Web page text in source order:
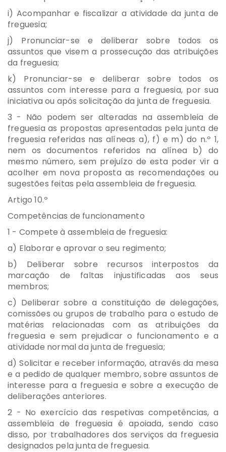
i) Acompanhar e fiscalizar a atividade da junta de
freguesia;
j) Pronunciar-se e deliberar sobre todos os
assuntos que visem a prossecução das atribuições
da freguesia;
k) Pronunciar-se e deliberar sobre todos os
assuntos com interesse para a freguesia, por sua
iniciativa ou após solicitação da junta de freguesia.
3 - Não podem ser alteradas na assembleia de
freguesia as propostas apresentadas pela junta de
freguesia referidas nas alíneas a), f) e m) do n.º 1,
nem os documentos referidos na alínea b) do
mesmo número, sem prejuízo de esta poder vir a
acolher em nova proposta as recomendações ou
sugestões feitas pela assembleia de freguesia.
Artigo 10.º
Competências de funcionamento
1 - Compete à assembleia de freguesia:
a) Elaborar e aprovar o seu regimento;
b) Deliberar sobre recursos interpostos da
marcação de faltas injustificadas aos seus
membros;
c) Deliberar sobre a constituição de delegações,
comissões ou grupos de trabalho para o estudo de
matérias relacionadas com as atribuições da
freguesia e sem prejudicar o funcionamento e a
atividade normal da junta de freguesia;
d) Solicitar e receber informação, através da mesa
e a pedido de qualquer membro, sobre assuntos de
interesse para a freguesia e sobre a execução de
deliberações anteriores.
2 - No exercício das respetivas competências, a
assembleia de freguesia é apoiada, sendo caso
disso, por trabalhadores dos serviços da freguesia
designados pela junta de freguesia.